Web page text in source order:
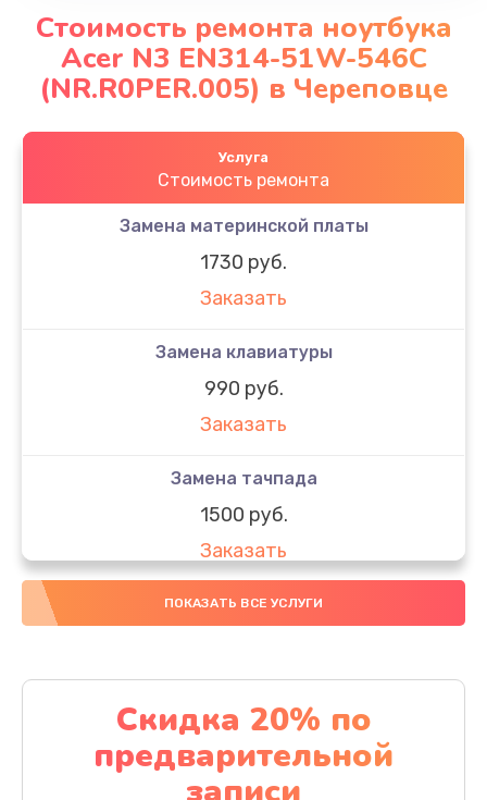
Стоимость ремонта ноутбука
Acer N3 EN314-51W-546C
(NR.R0PER.005) в Череповце
Услуга
Стоимость ремонта
Замена материнской платы
1730 руб.
Заказать
Замена клавиатуры
990 руб.
Заказать
Замена тачпада
1500 руб.
Заказать
Замена южного моста
Заказать
Чистка от пыли
1060 руб.
ПОКАЗАТЬ ВСЕ УСЛУГИ
Скидка 20% по
предварительной